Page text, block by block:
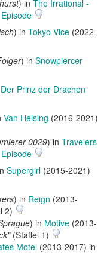
) in The Irrational -
) in Tokyo Vice (2022-
) in Snowpiercer
Der Prinz der Drachen
Van Helsing (2016-2021)
0029) in Travelers
Supergirl (2015-2021)
) in Reign (2013-
2)
) in Motive (2013-
(Staffel 1)
Motel (2013-2017) in